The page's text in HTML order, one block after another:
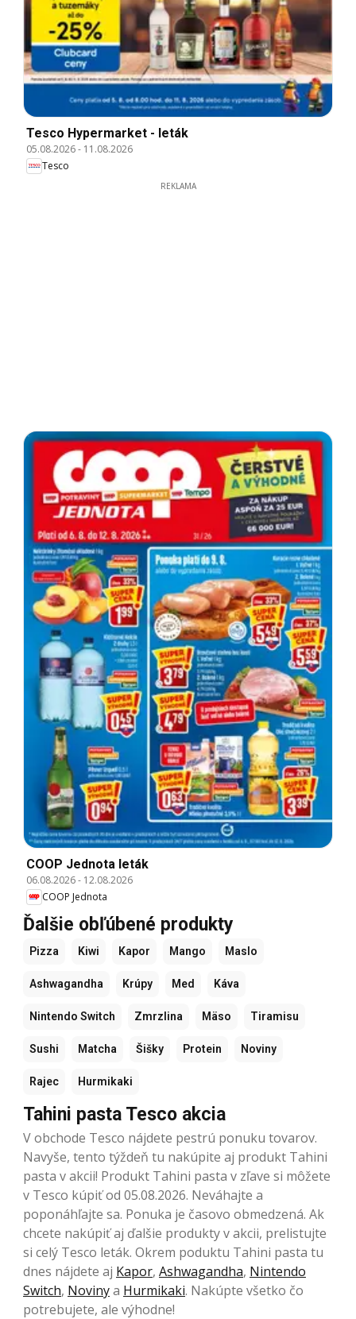
Tesco Hypermarket - leták
05.08.2026- 11.08.2026
Tesco
REKLAMA
COOP Jednota leták
06.08.2026- 12.08.2026
COOP Jednota
Ďalšie obľúbené produkty
Pizza Kiwi Kapor Mango Maslo
Ashwagandha Krúpy Med Káva
Nintendo Switch Zmrzlina Mäso Tiramisu
Sushi Matcha Šišky Protein Noviny
Rajec Hurmikaki
Tahini pasta Tesco akcia
V obchode Tesco nájdete pestrú ponuku tovarov.
Navyše, tento týždeň tu nakúpite aj produkt Tahini
pasta v akcii! Produkt Tahini pasta v zľave si môžete
v Tesco kúpiť od 05.08.2026. Neváhajte a
poponáhľajte sa. Ponuka je časovo obmedzená. Ak
chcete nakúpiť aj ďalšie produkty v akcii, prelistujte
si celý Tesco leták. Okrem poduktu Tahini pasta tu
dnes nájdete aj Kapor, Ashwagandha, Nintendo
Switch, Novinya Hurmikaki. Nakúpte všetko čo
potrebujete, ale výhodne!